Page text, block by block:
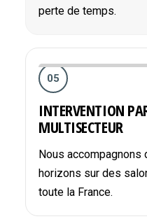
perte de temps.
05
INTERVENTION
MULTISECTEUR
Nous
horizons sur des
toute la France.